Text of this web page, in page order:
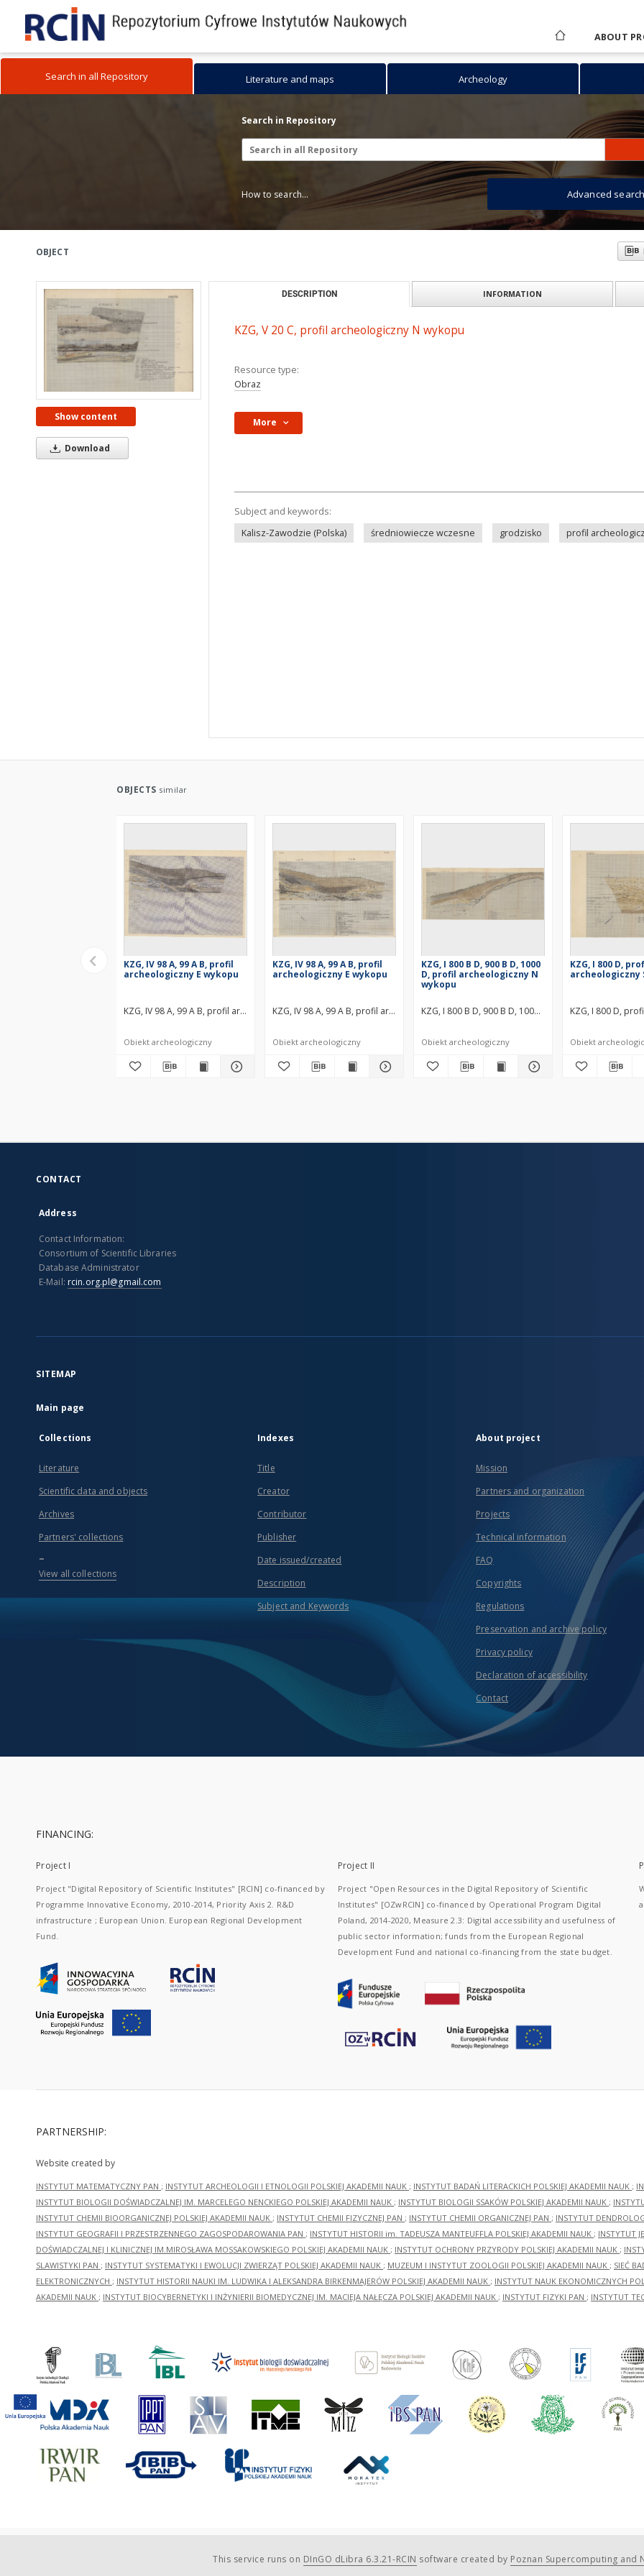
ABOUT
Search in all Repository Literature and maps Archeology
Search in Repository
How to search... Advanced search
OBJECT
Show content
Download
DESCRIPTION INFORMATION
KZG, V 20 C, profil archeologiczny N wykopu
Resource type:
Obraz
More
Subject and keywords:
Kalisz-Zawodzie (Polska)
średniowiecze wczesne grodzisko profil
OBJECTS similar
KZG, IV 98 A, 99 A B, profil
archeologiczny E wykopu
KZG, IV 98 A, 99 A B, profil archeologiczny E wykopu średniowiecze wczesne
Obiekt archeologiczny
KZG, IV 98 A, 99 A B, profil
archeologiczny E wykopu
KZG, IV 98 A, 99 A B, profil archeologiczny E wykopu średniowiecze wczesne
Obiekt archeologiczny
KZG, I 800 B D, 900 B D, 1000
D, profil archeologiczny N
wykopu
KZG, I 800 B D, 900 B D, 1000 D, profil
Obiekt archeologiczny
KZG, I 800 D,
archeologiczny
KZG, I 800 D,
Obiekt
CONTACT
Address
Contact Information:
Consortium of Scientific Libraries
Database Administrator
E-Mail: rcin.org.pl@gmail.com
SITEMAP
Main page
Collections
Literature
Scientific data and objects
Archives
Partners' collections
...
View all collections
Indexes
Title
Creator
Contributor
Publisher
Date issued/created
Description
Subject and Keywords
About project
Mission
Partners and organization
Projects
Technical information
FAQ
Copyrights
Regulations
Preservation and archive policy
Privacy policy
Declaration of accessibility
Contact
FINANCING:
Project I
Project "Digital Repository of Scientific Institutes" [RCIN] co-financed by
Programme Innovative Economy, 2010-2014, Priority Axis 2. R&D
infrastructure ; European Union. European Regional Development
Fund.
Project II
Project "Open Resources in the Digital Repository of Scientific
Institutes" [OZwRCIN] co-financed by Operational Program Digital
Poland, 2014-2020, Measure 2.3: Digital accessibility and usefulness of
public sector information; funds from the European Regional
Development Fund and national co-financing from the state budget.
PARTNERSHIP:
Website created by
INSTYTUT MATEMATYCZNY PAN ; INSTYTUT ARCHEOLOGII I ETNOLOGII POLSKIEJ AKADEMII NAUK ; INSTYTUT BADAŃ LITERACKICH POLSKIEJ AKADEMII NAUK ;
INSTYTUT BIOLOGII DOŚWIADCZALNEJ IM. MARCELEGO NENCKIEGO POLSKIEJ AKADEMII NAUK ; INSTYTUT BIOLOGII SSAKÓW POLSKIEJ AKADEMII NAUK ;
INSTYTUT CHEMII BIOORGANICZNEJ POLSKIEJ AKADEMII NAUK ; INSTYTUT CHEMII FIZYCZNEJ PAN ; INSTYTUT CHEMII ORGANICZNEJ PAN ; INSTYTUT
INSTYTUT GEOGRAFII I PRZESTRZENNEGO ZAGOSPODAROWANIA PAN ; INSTYTUT HISTORII im. TADEUSZA MANTEUFFLA POLSKIEJ AKADEMII NAUK ; INSTYTUT
DOŚWIADCZALNEJ I KLINICZNEJ IM.MIROSŁAWA MOSSAKOWSKIEGO POLSKIEJ AKADEMII NAUK ; INSTYTUT OCHRONY PRZYRODY POLSKIEJ AKADEMII NAUK ;
SLAWISTYKI PAN ; INSTYTUT SYSTEMATYKI I EWOLUCJI ZWIERZĄT POLSKIEJ AKADEMII NAUK ; MUZEUM I INSTYTUT ZOOLOGII POLSKIEJ AKADEMII NAUK ; SIEĆ
ELEKTRONICZNYCH ; INSTYTUT HISTORII NAUKI IM. LUDWIKA I ALEKSANDRA BIRKENMAJERÓW POLSKIEJ AKADEMII NAUK ; INSTYTUT NAUK EKONOMICZNYCH
AKADEMII NAUK ; INSTYTUT BIOCYBERNETYKI I INŻYNIERII BIOMEDYCZNEJ IM. MACIEJA NAŁĘCZA POLSKIEJ AKADEMII NAUK ; INSTYTUT FIZYKI PAN ; INSTYTUT
This service runs on DInGO dLibra 6.3.21-RCIN software created by Poznan Supercomputing and